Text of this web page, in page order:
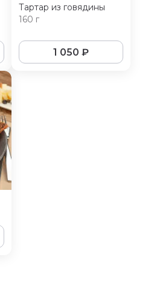
Тартар из говядины
160 г
1 050 ₽